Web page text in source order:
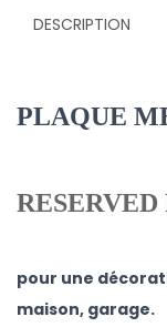
DESCRIPTION
PLAQUE
pour une
maison, garage.